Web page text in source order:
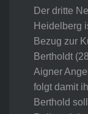
Der dritte
Heidelberg
Bezug zur
Bertholdt
Aigner
folgt damit
Berthold